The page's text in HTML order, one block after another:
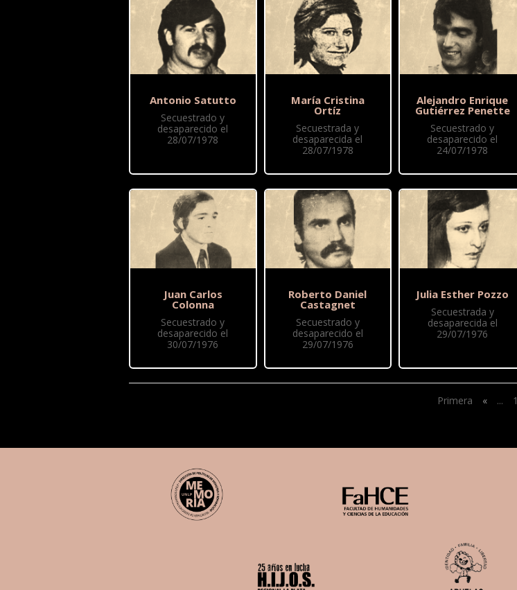
Antonio Satutto
Secuestrado y
desaparecido el
28/07/1978
Juan Carlos
Colonna
Secuestrado y
desaparecido el
30/07/1976
María Cristina
Ortíz
Secuestrada y
desaparecida el
28/07/1978
Roberto Daniel
Castagnet
Secuestrado y
desaparecido el
29/07/1976
Alejandro Enrique
Gutiérrez Penette
Secuestrado y
desaparecido el
24/07/1978
Julia Esther Pozzo
Secuestrada y
desaparecida el
29/07/1976
Primera « ...